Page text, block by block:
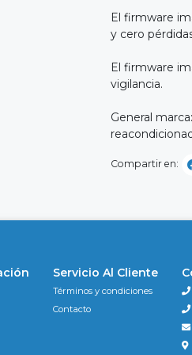
El firmware
y cero
El firmware
vigilancia.
General
Compartir en:
Servicio Al Cliente
Términos y condiciones
Contacto